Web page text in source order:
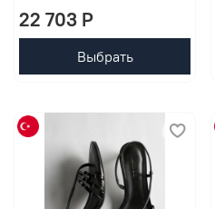
22 703 P
Выбрать